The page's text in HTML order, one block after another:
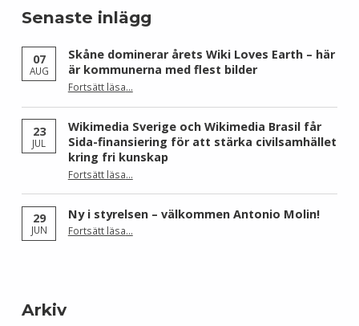
Senaste inlägg
07
AUG
Skåne dominerar årets Wiki Loves Earth – här
är kommunerna med flest bilder
Fortsätt läsa“Skåne dominerar årets Wiki Loves Earth – här är kommunerna med flest bilder”
…
23
JUL
Wikimedia Sverige och Wikimedia Brasil får
Sida-finansiering för att stärka civilsamhället
kring fri kunskap
Fortsätt läsa“Wikimedia Sverige och Wikimedia Brasil får Sida-finansiering för att stärka civilsamhället kring fri kunskap”
…
29
JUN
Ny i styrelsen – välkommen Antonio Molin!
Fortsätt läsa“Ny i styrelsen – välkommen Antonio Molin!”
…
Arkiv